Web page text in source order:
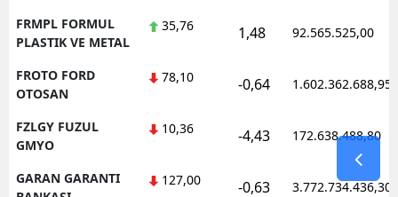
FRMPL FORMUL
PLASTIK VE METAL
35,76 1,48 92.565.525,00
FROTO FORD
OTOSAN
78,10 -0,64 1.602.362.688,95
FZLGY FUZUL
GMYO
10,36 -4,43 172.638.488,80
GARAN GARANTI
127,00 -0,63 3.772.734.436,30